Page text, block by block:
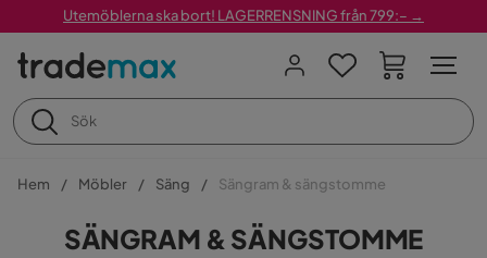
Utemöblerna ska bort! LAGERRENSNING från 799:– →
Hem Möbler Säng Sängram & sängstomme
SÄNGRAM & SÄNGSTOMME